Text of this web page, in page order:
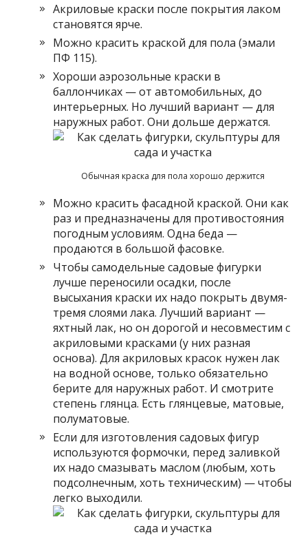
Акриловые краски после покрытия лаком
становятся ярче.
Можно красить краской для пола (эмали
ПФ 115).
Хороши аэрозольные краски в
баллончиках — от автомобильных, до
интерьерных. Но лучший вариант — для
наружных работ. Они дольше держатся.
Обычная краска для пола хорошо держится
Можно красить фасадной краской. Они как
раз и предназначены для противостояния
погодным условиям. Одна беда —
продаются в большой фасовке.
Чтобы самодельные садовые фигурки
лучше переносили осадки, после
высыхания краски их надо покрыть двумя-
тремя слоями лака. Лучший вариант —
яхтный лак, но он дорогой и несовместим с
акриловыми красками (у них разная
основа). Для акриловых красок нужен лак
на водной основе, только обязательно
берите для наружных работ. И смотрите
степень глянца. Есть глянцевые, матовые,
полуматовые.
Если для изготовления садовых фигур
используются формочки, перед заливкой
их надо смазывать маслом (любым, хоть
подсолнечным, хоть техническим) — чтобы
легко выходили.